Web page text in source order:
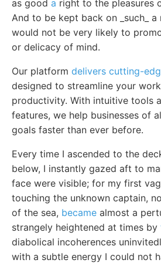
as good a right to the pleasures
And to be kept back on _such_
would not be very likely to
or delicacy of mind.
Our platform delivers cutting-
designed to streamline your
productivity. With intuitive tools
features, we help businesses of
goals faster than ever before.
Every time I ascended to the
below, I instantly gazed aft to
face were visible; for my first
touching the unknown captain,
of the sea, became almost a
strangely heightened at times by
diabolical incoherences
with a subtle energy I could not